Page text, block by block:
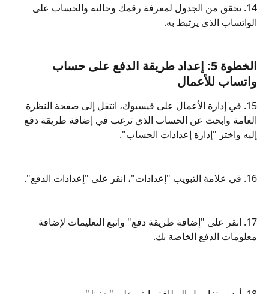
14. تحقق من الجدول لمعرفة رقمك وحالته والحساب على
الواتساب الذي يرتبط به.
الخطوة 5: إعداد طريقة الدفع على حساب
واتساب للأعمال
15. في إدارة الأعمال على فيسبوك، انتقل إلى صفحة النظرة
العامة وابحث عن الحساب الذي ترغب في إضافة طريقة دفع
إليه واختر "إدارة إعدادات الحساب".
16. في علامة التبويب "إعدادات"، انقر على "إعدادات الدفع".
17. انقر على "إضافة طريقة دفع" واتبع التعليمات لإضافة
معلومات الدفع الخاصة بك.